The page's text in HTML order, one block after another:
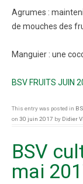
Agrumes :
de mouches des
Manguier : une
BSV FRUITS JUIN
This entry was posted in
on 30 juin 2017 by Didier
BSV
mai